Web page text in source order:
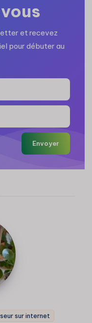
et recevez
pour débuter au
Envoyer
sur internet